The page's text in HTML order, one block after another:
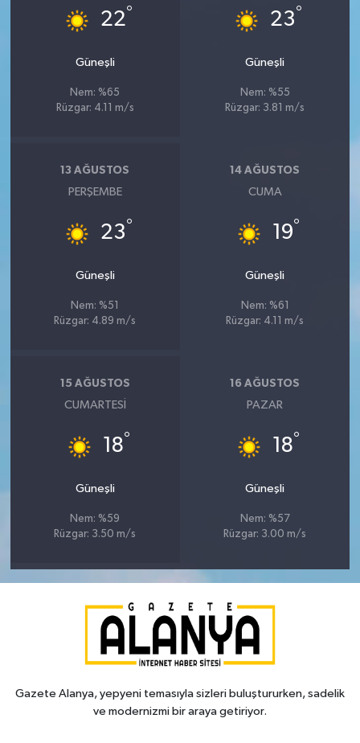
22°
Güneşli
Nem: %65
Rüzgar: 4.11 m/s
23°
Güneşli
Nem: %55
Rüzgar: 3.81 m/s
13 AĞUSTOS
PERŞEMBE
23°
Güneşli
Nem: %51
Rüzgar: 4.89 m/s
14 AĞUSTOS
CUMA
19°
Güneşli
Nem: %61
Rüzgar: 4.11 m/s
15 AĞUSTOS
CUMARTESI
18°
Güneşli
Nem: %59
Rüzgar: 3.50 m/s
16 AĞUSTOS
PAZAR
18°
Güneşli
Nem: %57
Rüzgar: 3.00 m/s
Gazete Alanya, yepyeni temasıyla sizleri buluştururken, sadelik
ve modernizmi bir araya getiriyor.